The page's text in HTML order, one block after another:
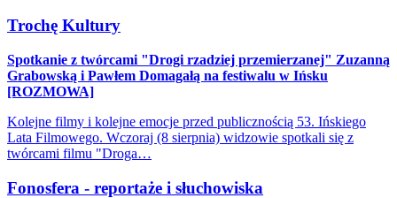
Trochę Kultury
Spotkanie z twórcami "Drogi rzadziej przemierzanej" Zuzanną
Grabowską i Pawłem Domagałą na festiwalu w Ińsku
[ROZMOWA]
Kolejne filmy i kolejne emocje przed publicznością 53. Ińskiego
Lata Filmowego. Wczoraj (8 sierpnia) widzowie spotkali się z
twórcami filmu "Droga…
Fonosfera - reportaże i słuchowiska